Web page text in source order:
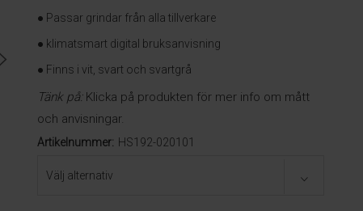
● Passar grindar från alla tillverkare
● klimatsmart digital bruksanvisning
● Finns i vit, svart och svartgrå
Tänk på:Klicka på produkten för mer info om mått
och anvisningar.
Artikelnummer: HS192-020101